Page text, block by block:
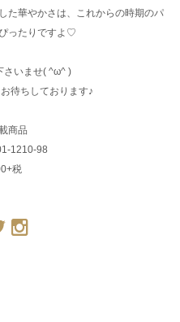
た華やかさは、これからの時期のパ
ったりですよ♡
さいませ( ^ω^ )
待ちしております♪
商品
1210-98
税